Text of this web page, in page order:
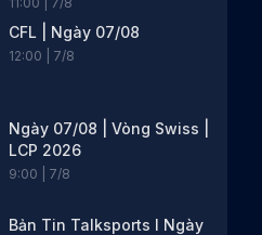
CFL | Ngày 07/08
12:00 7/8
Ngày 07/08 | Vòng Swiss |
LCP 2026
9:00 7/8
Bản Tin Talksports I Ngày